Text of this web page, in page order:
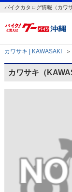
バイクカタログ情報（カワ
カワサキ | KAWASAKI ＞
カワサキ（